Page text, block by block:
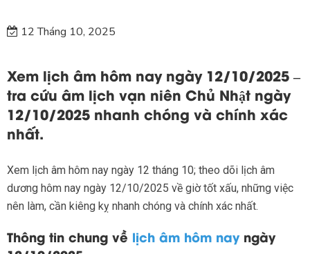
12 Tháng 10, 2025
Xem lịch âm hôm nay ngày 12/10/2025 –
tra cứu âm lịch vạn niên Chủ Nhật ngày
12/10/2025 nhanh chóng và chính xác
nhất.
Xem lịch âm hôm nay ngày 12 tháng 10; theo dõi lịch âm
dương hôm nay ngày 12/10/2025 về giờ tốt xấu, những việc
nên làm, cần kiêng kỵ nhanh chóng và chính xác nhất.
Thông tin chung về lịch âm hôm nayngày